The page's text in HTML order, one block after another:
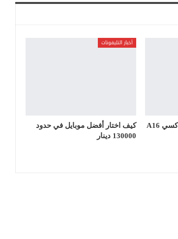
موعد نزول سامسونج جالاكسي A16
أخبار التليفونات
كيف اختار أفضل موبايل في حدود
130000 دينار